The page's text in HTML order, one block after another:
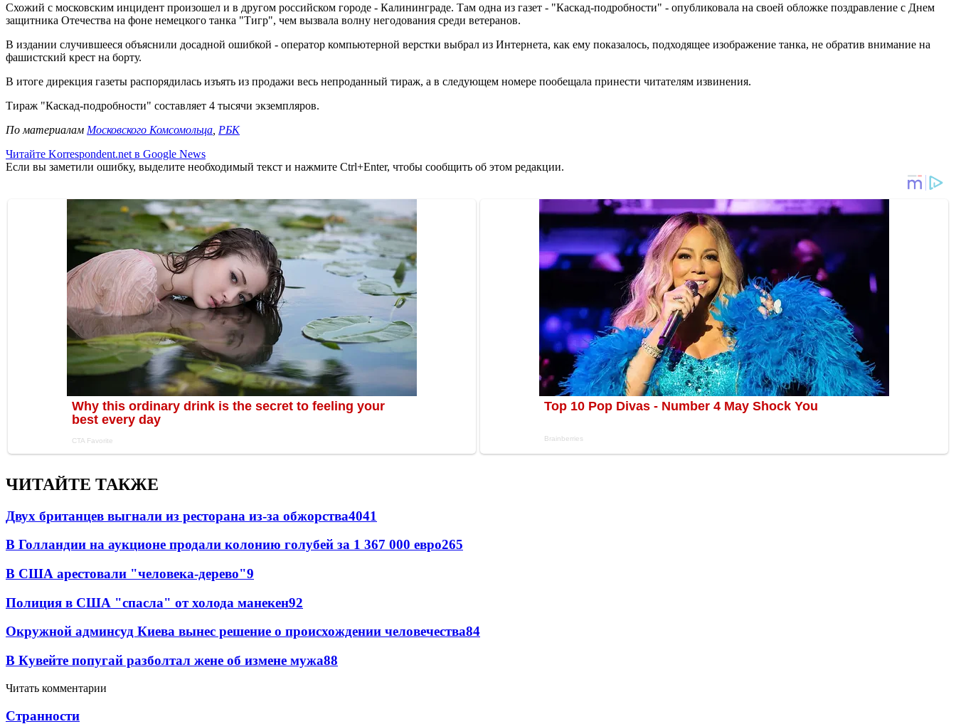
Схожий с московским инцидент произошел и в другом российском городе - Калининграде. Там одна из газет - "Каскад-подробности" - опубликовала на своей обложке поздравление с Днем
защитника Отечества на фоне немецкого танка "Тигр", чем вызвала волну негодования среди ветеранов.
В издании случившееся объяснили досадной ошибкой - оператор компьютерной верстки выбрал из Интернета, как ему показалось, подходящее изображение танка, не обратив внимание на
фашистский крест на борту.
В итоге дирекция газеты распорядилась изъять из продажи весь непроданный тираж, а в следующем номере пообещала принести читателям извинения.
Тираж "Каскад-подробности" составляет 4 тысячи экземпляров.
По материалам Московского Комсомольца РБК
Читайте Korrespondent.net в Google News
Если вы заметили ошибку, выделите необходимый текст и нажмите Ctrl+Enter, чтобы сообщить об этом редакции.
ЧИТАЙТЕ ТАКЖЕ
Двух британцев выгнали из ресторана из-за обжорства4041
В Голландии на аукционе продали колонию голубей за 1 367 000 евро265
В США арестовали "человека-дерево"9
Полиция в США "спасла" от холода манекен92
Окружной админсуд Киева вынес решение о происхождении человечества84
В Кувейте попугай разболтал жене об измене мужа88
Читать комментарии
Странности